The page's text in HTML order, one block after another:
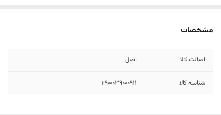
مشخصات
اصالت کالا اصل
شناسه کالا 2900039000911